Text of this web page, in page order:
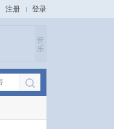
注册 登录
音
乐